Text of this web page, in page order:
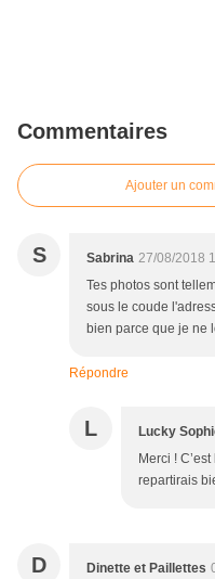
Commentaires
Ajouter un
S Sabrina 27/08/2018
Tes photos sont
sous le coude
bien parce que je ne
Répondre
L Lucky
Merci !
repartirais
D Dinette et Paillettes